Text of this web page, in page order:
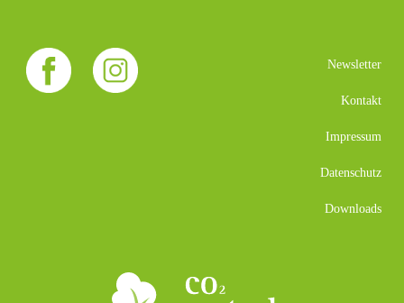
Newsletter
Kontakt
Impressum
Datenschutz
Downloads